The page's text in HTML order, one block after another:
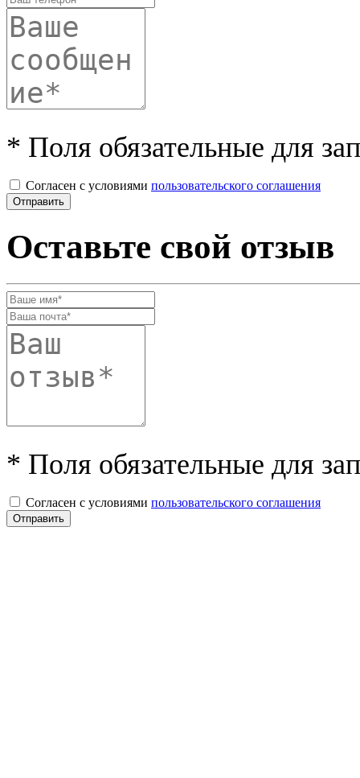
* Поля обязательные для
Согласен с условиями пользовательского соглашения
Оставьте свой отзыв
* Поля обязательные для
Согласен с условиями пользовательского соглашения